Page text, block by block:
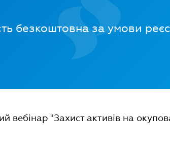
безкоштовна за умови
вебінар "Захист активів на